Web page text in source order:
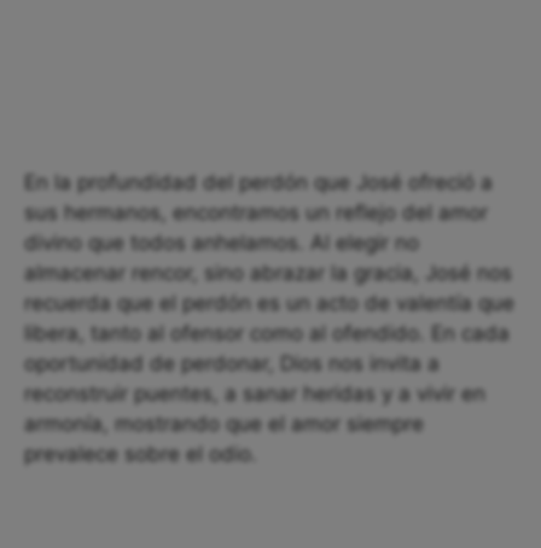
En la profundidad del perdón que José ofreció a
sus hermanos, encontramos un reflejo del amor
divino que todos anhelamos. Al elegir no
almacenar rencor, sino abrazar la gracia, José nos
recuerda que el perdón es un acto de valentía que
libera, tanto al ofensor como al ofendido. En cada
oportunidad de perdonar, Dios nos invita a
reconstruir puentes, a sanar heridas y a vivir en
armonía, mostrando que el amor siempre
prevalece sobre el odio.